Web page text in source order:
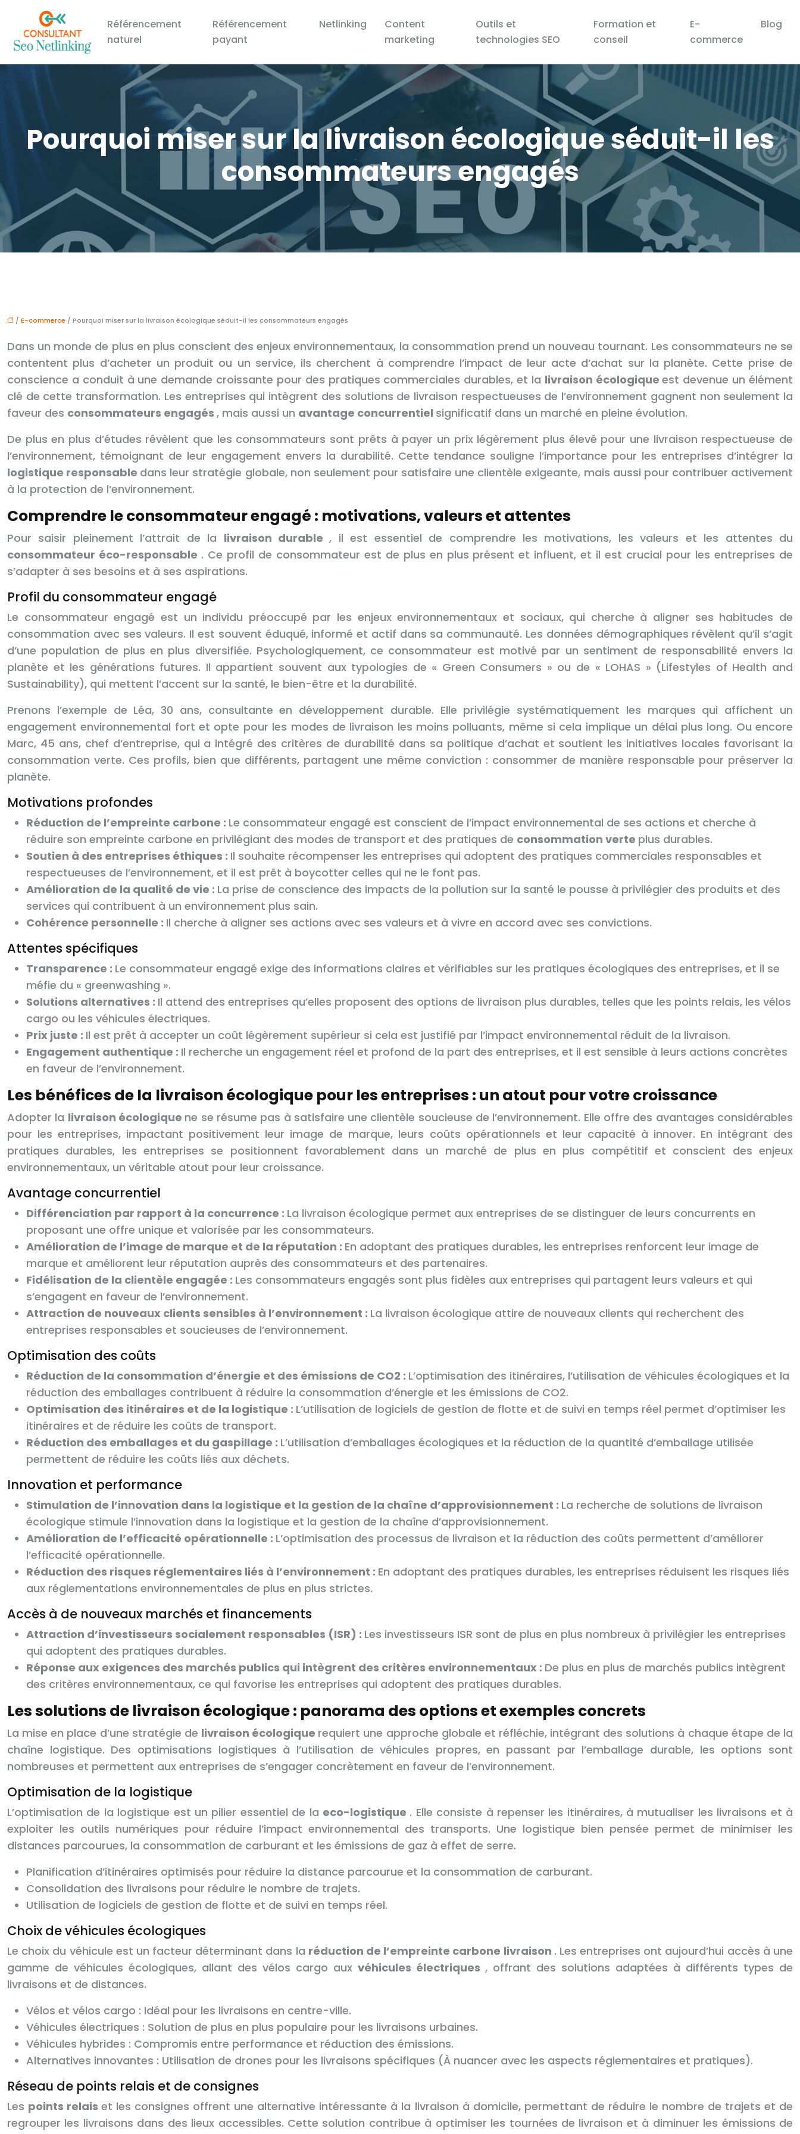
Référencement
naturel
Référencement
payant
Netlinking
Content
marketing
Outils et
technologies SEO
Formation et
conseil
E-
commerce
Blog
Pourquoi miser sur la livraison écologique séduit-il les
consommateurs engagés
/ E-commerce / Pourquoi miser sur la livraison écologique séduit-il les consommateurs engagés
Dans un monde de plus en plus conscient des enjeux environnementaux, la consommation prend un nouveau tournant. Les consommateurs ne se
contentent plus d’acheter un produit ou un service, ils cherchent à comprendre l’impact de leur acte d’achat sur la planète. Cette prise de
conscience a conduit à une demande croissante pour des pratiques commerciales durables, et la livraison écologiqueest devenue un élément
clé de cette transformation. Les entreprises qui intègrent des solutions de livraison respectueuses de l’environnement gagnent non seulement la
faveur des consommateurs engagés , mais aussi un avantage concurrentiel significatif dans un marché en pleine évolution.
De plus en plus d’études révèlent que les consommateurs sont prêts à payer un prix légèrement plus élevé pour une livraison respectueuse de
l’environnement, témoignant de leur engagement envers la durabilité. Cette tendance souligne l’importance pour les entreprises d’intégrer la
logistique responsable dans leur stratégie globale, non seulement pour satisfaire une clientèle exigeante, mais aussi pour contribuer activement
à la protection de l’environnement.
Comprendre le consommateur engagé : motivations, valeurs et attentes
Pour saisir pleinement l’attrait de la livraison durable, il est essentiel de comprendre les motivations, les valeurs et les attentes du
consommateur éco-responsable . Ce profil de consommateur est de plus en plus présent et influent, et il est crucial pour les entreprises de
s’adapter à ses besoins et à ses aspirations.
Profil du consommateur engagé
Le consommateur engagé est un individu préoccupé par les enjeux environnementaux et sociaux, qui cherche à aligner ses habitudes de
consommation avec ses valeurs. Il est souvent éduqué, informé et actif dans sa communauté. Les données démographiques révèlent qu’il s’agit
d’une population de plus en plus diversifiée. Psychologiquement, ce consommateur est motivé par un sentiment de responsabilité envers la
planète et les générations futures. Il appartient souvent aux typologies de « Green Consumers » ou de « LOHAS » (Lifestyles of Health and
Sustainability), qui mettent l’accent sur la santé, le bien-être et la durabilité.
Prenons l’exemple de Léa, 30 ans, consultante en développement durable. Elle privilégie systématiquement les marques qui affichent un
engagement environnemental fort et opte pour les modes de livraison les moins polluants, même si cela implique un délai plus long. Ou encore
Marc, 45 ans, chef d’entreprise, qui a intégré des critères de durabilité dans sa politique d’achat et soutient les initiatives locales favorisant la
consommation verte. Ces profils, bien que différents, partagent une même conviction : consommer de manière responsable pour préserver la
planète.
Motivations profondes
Réduction de l’empreinte carbone : Le consommateur engagé est conscient de l’impact environnemental de ses actions et cherche à
réduire son empreinte carbone en privilégiant des modes de transport et des pratiques de consommation verte plus durables.
Soutien à des entreprises éthiques : Il souhaite récompenser les entreprises qui adoptent des pratiques commerciales responsables et
respectueuses de l’environnement, et il est prêt à boycotter celles qui ne le font pas.
Amélioration de la qualité de vie : La prise de conscience des impacts de la pollution sur la santé le pousse à privilégier des produits et des
services qui contribuent à un environnement plus sain.
Cohérence personnelle : Il cherche à aligner ses actions avec ses valeurs et à vivre en accord avec ses convictions.
Attentes spécifiques
Transparence : Le consommateur engagé exige des informations claires et vérifiables sur les pratiques écologiques des entreprises, et il se
méfie du « greenwashing ».
Solutions alternatives : Il attend des entreprises qu’elles proposent des options de livraison plus durables, telles que les points relais, les vélos
cargo ou les véhicules électriques.
Prix juste : Il est prêt à accepter un coût légèrement supérieur si cela est justifié par l’impact environnemental réduit de la livraison.
Engagement authentique : Il recherche un engagement réel et profond de la part des entreprises, et il est sensible à leurs actions concrètes
en faveur de l’environnement.
Les bénéfices de la livraison écologique pour les entreprises : un atout pour votre croissance
Adopter la livraison écologique ne se résume pas à satisfaire une clientèle soucieuse de l’environnement. Elle offre des avantages considérables
pour les entreprises, impactant positivement leur image de marque, leurs coûts opérationnels et leur capacité à innover. En intégrant des
pratiques durables, les entreprises se positionnent favorablement dans un marché de plus en plus compétitif et conscient des enjeux
environnementaux, un véritable atout pour leur croissance.
Avantage concurrentiel
Différenciation par rapport à la concurrence : La livraison écologique permet aux entreprises de se distinguer de leurs concurrents en
proposant une offre unique et valorisée par les consommateurs.
Amélioration de l’image de marque et de la réputation : En adoptant des pratiques durables, les entreprises renforcent leur image de
marque et améliorent leur réputation auprès des consommateurs et des partenaires.
Fidélisation de la clientèle engagée : Les consommateurs engagés sont plus fidèles aux entreprises qui partagent leurs valeurs et qui
s’engagent en faveur de l’environnement.
Attraction de nouveaux clients sensibles à l’environnement : La livraison écologique attire de nouveaux clients qui recherchent des
entreprises responsables et soucieuses de l’environnement.
Optimisation des coûts
Réduction de la consommation d’énergie et des émissions de CO2 : L’optimisation des itinéraires, l’utilisation de véhicules écologiques et la
réduction des emballages contribuent à réduire la consommation d’énergie et les émissions de CO2.
Optimisation des itinéraires et de la logistique : L’utilisation de logiciels de gestion de flotte et de suivi en temps réel permet d’optimiser les
itinéraires et de réduire les coûts de transport.
Réduction des emballages et du gaspillage : L’utilisation d’emballages écologiques et la réduction de la quantité d’emballage utilisée
permettent de réduire les coûts liés aux déchets.
Innovation et performance
Stimulation de l’innovation dans la logistique et la gestion de la chaîne d’approvisionnement : La recherche de solutions de livraison
écologique stimule l’innovation dans la logistique et la gestion de la chaîne d’approvisionnement.
Amélioration de l’efficacité opérationnelle : L’optimisation des processus de livraison et la réduction des coûts permettent d’améliorer
l’efficacité opérationnelle.
Réduction des risques réglementaires liés à l’environnement : En adoptant des pratiques durables, les entreprises réduisent les risques liés
aux réglementations environnementales de plus en plus strictes.
Accès à de nouveaux marchés et financements
Attraction d’investisseurs socialement responsables (ISR) : Les investisseurs ISR sont de plus en plus nombreux à privilégier les entreprises
qui adoptent des pratiques durables.
Réponse aux exigences des marchés publics qui intègrent des critères environnementaux : De plus en plus de marchés publics intègrent
des critères environnementaux, ce qui favorise les entreprises qui adoptent des pratiques durables.
Les solutions de livraison écologique : panorama des options et exemples concrets
La mise en place d’une stratégie de livraison écologique requiert une approche globale et réfléchie, intégrant des solutions à chaque étape de la
chaîne logistique. Des optimisations logistiques à l’utilisation de véhicules propres, en passant par l’emballage durable, les options sont
nombreuses et permettent aux entreprises de s’engager concrètement en faveur de l’environnement.
Optimisation de la logistique
L’optimisation de la logistique est un pilier essentiel de la eco-logistique . Elle consiste à repenser les itinéraires, à mutualiser les livraisons et à
exploiter les outils numériques pour réduire l’impact environnemental des transports. Une logistique bien pensée permet de minimiser les
distances parcourues, la consommation de carburant et les émissions de gaz à effet de serre.
Planification d’itinéraires optimisés pour réduire la distance parcourue et la consommation de carburant.
Consolidation des livraisons pour réduire le nombre de trajets.
Utilisation de logiciels de gestion de flotte et de suivi en temps réel.
Choix de véhicules écologiques
Le choix du véhicule est un facteur déterminant dans la réduction de l’empreinte carbone livraison . Les entreprises ont aujourd’hui accès à une
gamme de véhicules écologiques, allant des vélos cargo aux véhicules électriques , offrant des solutions adaptées à différents types de
livraisons et de distances.
Vélos et vélos cargo : Idéal pour les livraisons en centre-ville.
Véhicules électriques : Solution de plus en plus populaire pour les livraisons urbaines.
Véhicules hybrides : Compromis entre performance et réduction des émissions.
Alternatives innovantes : Utilisation de drones pour les livraisons spécifiques (À nuancer avec les aspects réglementaires et pratiques).
Réseau de points relais et de consignes
Les points relaiset les consignes offrent une alternative intéressante à la livraison à domicile, permettant de réduire le nombre de trajets et de
regrouper les livraisons dans des lieux accessibles. Cette solution contribue à optimiser les tournées de livraison et à diminuer les émissions de